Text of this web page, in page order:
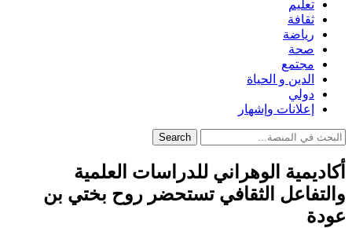
تعليم
ثقافة
رياضة
صحة
مجتمع
الدين و الحياة
دولي
إعلانات وإشهار
Search
أكاديمية الوهراني للدراسات العلمية
والتفاعل الثقافي تستحضر روح بختي بن
عودة